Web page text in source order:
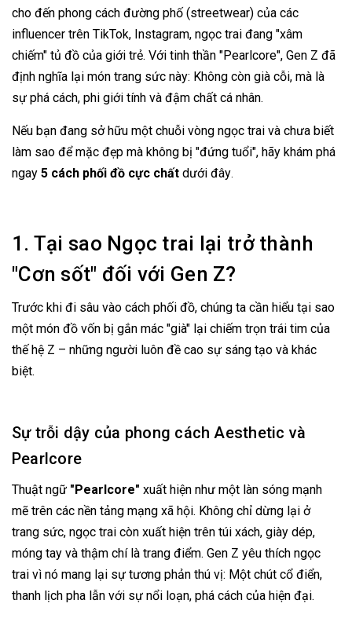
cho đến phong cách đường phố (streetwear) của các
influencer trên TikTok, Instagram, ngọc trai đang "xâm
chiếm" tủ đồ của giới trẻ. Với tinh thần "Pearlcore", Gen Z đã
định nghĩa lại món trang sức này: Không còn già cỗi, mà là
sự phá cách, phi giới tính và đậm chất cá nhân.
Nếu bạn đang sở hữu một chuỗi vòng ngọc trai và chưa biết
làm sao để mặc đẹp mà không bị "đứng tuổi", hãy khám phá
ngay 5 cách phối đồ cực chất dưới đây
1. Tại sao Ngọc trai lại trở thành
"Cơn sốt" đối với Gen Z?
Trước khi đi sâu vào cách phối đồ, chúng ta cần hiểu tại sao
một món đồ vốn bị gắn mác "già" lại chiếm trọn trái tim của
thế hệ Z – những người luôn đề cao sự sáng tạo và khác
biệt.
Sự trỗi dậy của phong cách Aesthetic và
Pearlcore
Thuật ngữ "Pearlcore" xuất hiện như một làn sóng mạnh
mẽ trên các nền tảng mạng xã hội. Không chỉ dừng lại ở
trang sức, ngọc trai còn xuất hiện trên túi xách, giày dép,
móng tay và thậm chí là trang điểm. Gen Z yêu thích ngọc
trai vì nó mang lại sự tương phản thú vị: Một chút cổ điển,
thanh lịch pha lẫn với sự nổi loạn, phá cách của hiện đại.